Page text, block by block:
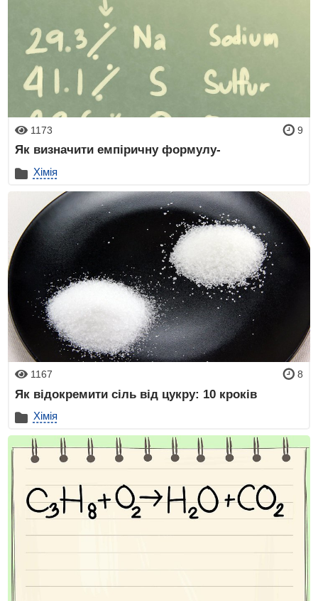
1173 9
Як визначити емпіричну формулу-
Хімія
1167 8
Як відокремити сіль від цукру: 10 кроків
Хімія